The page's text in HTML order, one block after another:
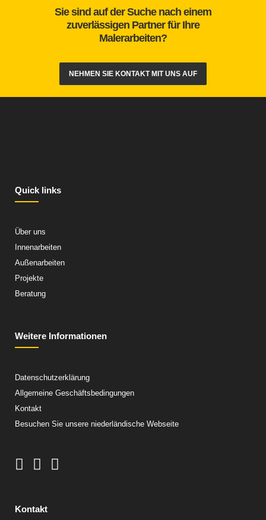
Sie sind auf der Suche nach einem
zuverlässigen Partner für Ihre
Malerarbeiten?
NEHMEN SIE KONTAKT MIT UNS AUF
Quick links
Über uns
Innenarbeiten
Außenarbeiten
Projekte
Beratung
Weitere Informationen
Datenschutzerklärung
Allgemeine Geschäftsbedingungen
Kontakt
Besuchen Sie unsere niederländische Webseite
Kontakt